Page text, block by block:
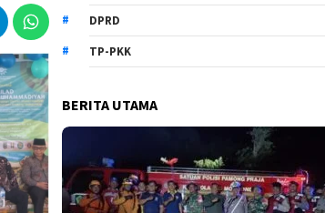
DPRD
TP-PKK
BERITA UTAMA